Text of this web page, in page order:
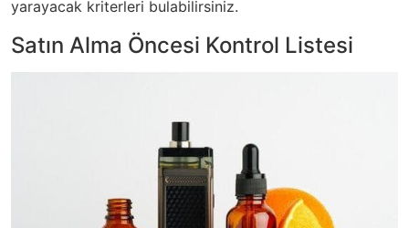
yarayacak kriterleri bulabilirsiniz.
Satın Alma Öncesi Kontrol Listesi